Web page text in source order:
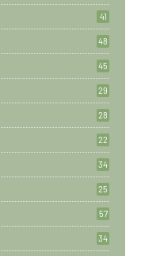
41
48
45
29
28
22
34
25
57
34